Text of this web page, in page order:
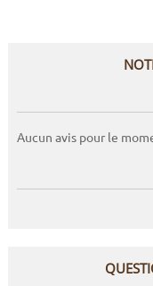
Aucun avis pour le